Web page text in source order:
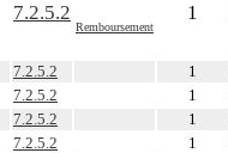
7.2.5.2
Remboursement
1
7.2.5.2 1
7.2.5.2 1
7.2.5.2 1
7.2.5.2 1